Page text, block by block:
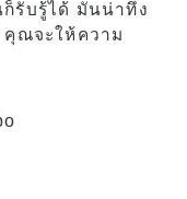
ารลงทะเบียน
รับรู้ได้ มันน่าทึ่ง
คุณจะให้ความ